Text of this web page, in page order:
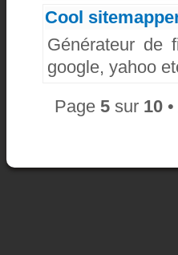
Cool
Générateur de
google, yahoo
Page5 sur 10